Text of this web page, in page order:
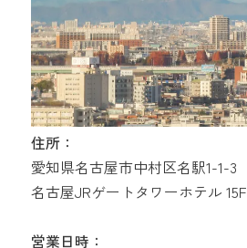
住所：
愛知県名古屋市中村区名駅1-1-3
名古屋JRゲートタワーホテル 15F
営業日時：